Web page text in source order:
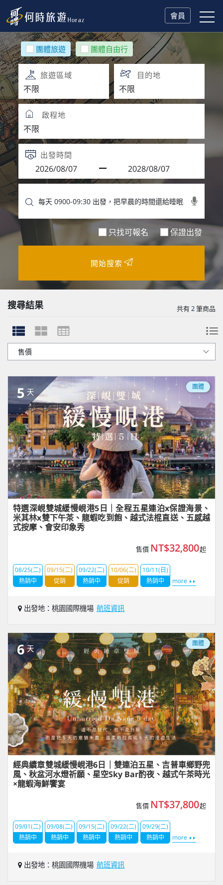
會員
團體旅遊 團體自由行
旅遊區域 目的地
啟程地
出發時間
只找可報名 保證出發
開始搜索
搜尋結果 共有2筆商品
5 天
團體
特選深峴雙城緩慢峴港5日｜全程五星連泊x保證海景、
米其林x雙下午茶、龍蝦吃到飽、越式法棍直送、五感越
式按摩、會安印象秀
售價 NT$32,800起
08/25(二)
熱銷中
09/15(二)
促銷
09/22(二)
熱銷中
10/06(二)
促銷
10/11(日)
熱銷中
more
出發地：桃園國際機場 航班資訊
6 天
團體
經典續章雙城緩慢峴港6日｜雙連泊五星、吉普車鄉野兜
風、秋盆河水燈祈願、星空Sky Bar酌夜、越式午茶時光
×龍蝦海鮮饗宴
售價 NT$37,800起
09/01(二)
熱銷中
09/08(二)
熱銷中
09/15(二)
熱銷中
09/22(二)
熱銷中
09/29(二)
熱銷中
more
出發地：桃園國際機場 航班資訊